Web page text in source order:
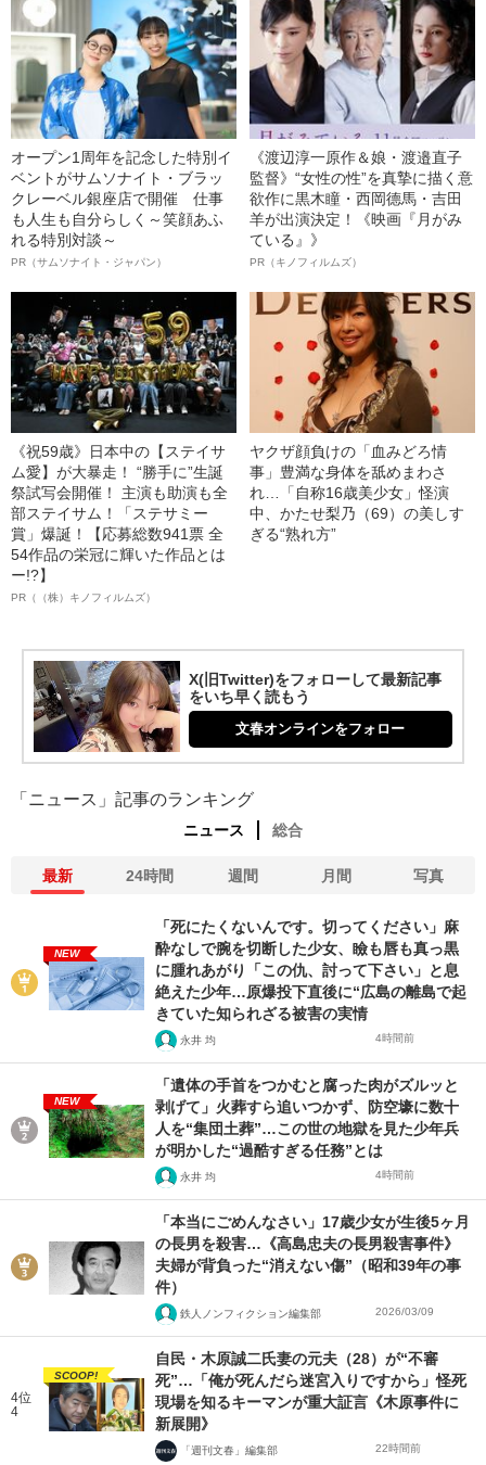
オープン1周年を記念した特別イ
ベントがサムソナイト・ブラッ
クレーベル銀座店で開催 仕事
も人生も自分らしく～笑顔あふ
れる特別対談～
PR（サムソナイト・ジャパン）
《渡辺淳一原作＆娘・渡邉直子
監督》“女性の性”を真摯に描く意
欲作に黒木瞳・西岡德馬・吉田
羊が出演決定！《映画『月がみ
ている』》
PR（キノフィルムズ）
《祝59歳》日本中の【ステイサ
ム愛】が大暴走！ “勝手に”生誕
祭試写会開催！ 主演も助演も全
部ステイサム！「ステサミー
賞」爆誕！【応募総数941票 全
54作品の栄冠に輝いた作品とは
ー!?】
PR（（株）キノフィルムズ）
ヤクザ顔負けの「血みどろ情
事」豊満な身体を舐めまわさ
れ…「自称16歳美少女」怪演
中、かたせ梨乃（69）の美しす
ぎる“熟れ方”
X(旧Twitter)をフォローして最新記事
をいち早く読もう
文春オンラインをフォロー
「ニュース」記事のランキング
ニュース 総合
最新 24時間 週間 月間 写真
NEW
「死にたくないんです。切ってください」麻
酔なしで腕を切断した少女、瞼も唇も真っ黒
に腫れあがり「この仇、討って下さい」と息
絶えた少年…原爆投下直後に“広島の離島で起
きていた知られざる被害の実情
永井 均 4時間前
NEW
「遺体の手首をつかむと腐った肉がズルッと
剥げて」火葬すら追いつかず、防空壕に数十
人を“集団土葬”…この世の地獄を見た少年兵
が明かした“過酷すぎる任務”とは
永井 均 4時間前
「本当にごめんなさい」17歳少女が生後5ヶ月
の長男を殺害…《高島忠夫の長男殺害事件》
夫婦が背負った“消えない傷”（昭和39年の事
件）
鉄人ノンフィクション編集部 2026/03/09
4位
4
SCOOP!
自民・木原誠二氏妻の元夫（28）が“不審
死”…「俺が死んだら迷宮入りですから」怪死
現場を知るキーマンが重大証言《木原事件に
新展開》
「週刊文春」編集部 22時間前